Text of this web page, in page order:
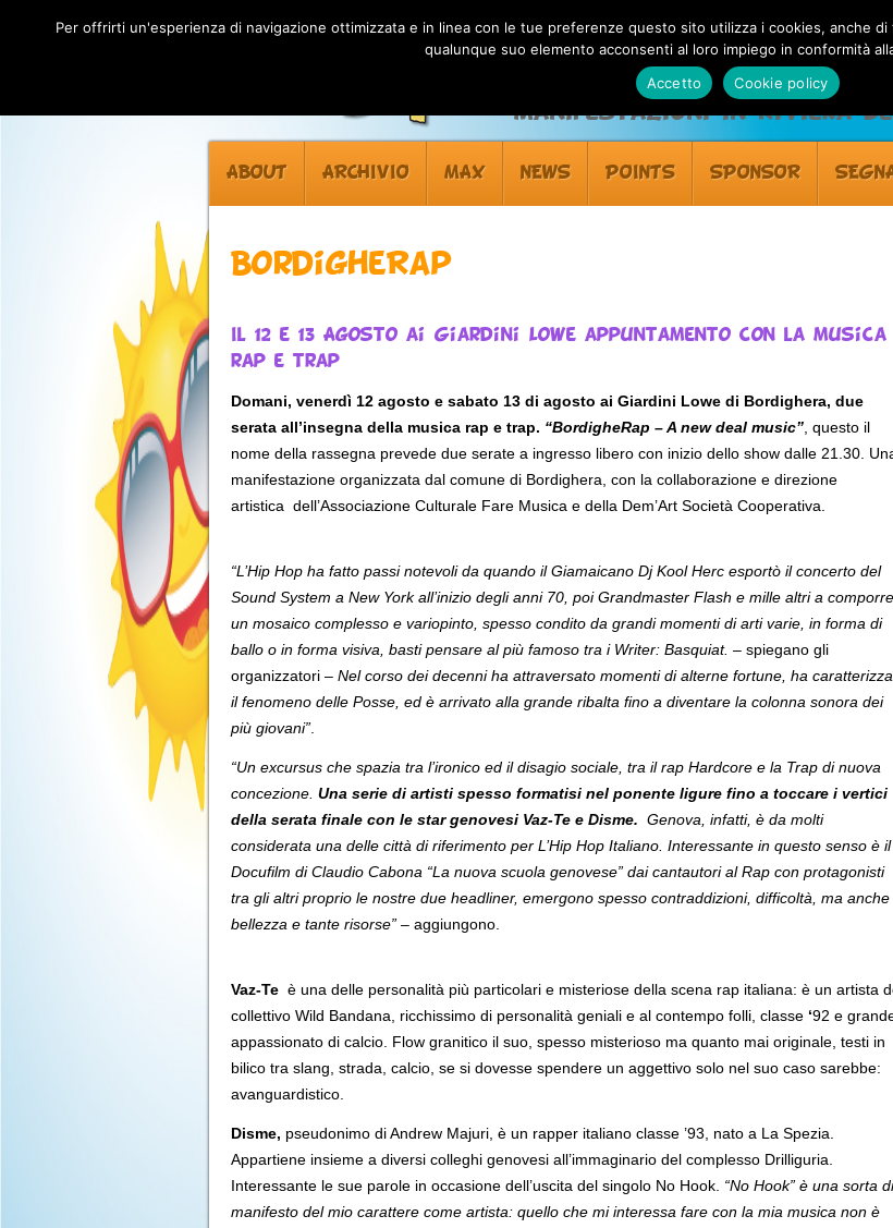
Manifestazioni in Riviera
ABOUT ARCHIVIO MAX NEWS POINTS SPONSOR
BordigheRap
Il 12 e 13 Agosto ai Giardini Lowe appuntamento con la musica
rap e trap
Domani, venerdì 12 agosto e sabato 13 di agosto ai Giardini Lowe di Bordighera, due
serata all’insegna della musica rap e trap. “BordigheRap – A new deal music” , questo il
nome della rassegna prevede due serate a ingresso libero con inizio dello show dalle 21.30.
manifestazione organizzata dal comune di Bordighera, con la collaborazione e direzione
artistica dell’Associazione Culturale Fare Musica e della Dem’Art Società Cooperativa.
“L’Hip Hop ha fatto passi notevoli da quando il Giamaicano Dj Kool Herc esportò il concerto del
Sound System a New York all’inizio degli anni 70, poi Grandmaster Flash e mille altri a comporre
un mosaico complesso e variopinto, spesso condito da grandi momenti di arti varie, in forma di
ballo o in forma visiva, basti pensare al più famoso tra i Writer: Basquiat. – spiegano gli
organizzatori – Nel corso dei decenni ha attraversato momenti di alterne fortune, ha
il fenomeno delle Posse, ed è arrivato alla grande ribalta fino a diventare la colonna sonora dei
più giovani”
“Un excursus che spazia tra l’ironico ed il disagio sociale, tra il rap Hardcore e la Trap di nuova
concezione. Una serie di artisti spesso formatisi nel ponente ligure fino a toccare i vertici
della serata finale con le star genovesi Vaz-Te e Disme. Genova, infatti, è da molti
considerata una delle città di riferimento per L’Hip Hop Italiano. Interessante in questo senso è il
Docufilm di Claudio Cabona “La nuova scuola genovese” dai cantautori al Rap con protagonisti
tra gli altri proprio le nostre due headliner, emergono spesso contraddizioni, difficoltà, ma anche
bellezza e tante risorse” – aggiungono.
Vaz-Te è una delle personalità più particolari e misteriose della scena rap italiana: è un artista
collettivo Wild Bandana, ricchissimo di personalità geniali e al contempo folli, classe ‘92 e
appassionato di calcio. Flow granitico il suo, spesso misterioso ma quanto mai originale, testi in
bilico tra slang, strada, calcio, se si dovesse spendere un aggettivo solo nel suo caso sarebbe:
avanguardistico.
Disme, pseudonimo di Andrew Majuri, è un rapper italiano classe ’93, nato a La Spezia.
Appartiene insieme a diversi colleghi genovesi all’immaginario del complesso Drilliguria.
Interessante le sue parole in occasione dell’uscita del singolo No Hook. “No Hook” è una sorta di
manifesto del mio carattere come artista: quello che mi interessa fare con la mia musica non è
Per offrirti un'esperienza di navigazione ottimizzata e in linea con le tue preferenze questo sito utilizza i cookies, anche
qualunque suo elemento acconsenti al loro impiego in conformità
Accetto
Cookie policy